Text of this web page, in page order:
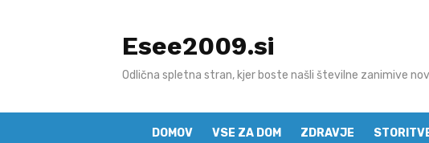
Esee2009.si
Odlična spletna stran, kjer boste našli številne zanimive
DOMOV VSE ZA DOM ZDRAVJE